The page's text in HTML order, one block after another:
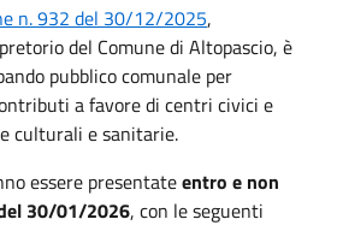
n. 932 del 30/12/2025,
del Comune di Altopascio, è
pubblico comunale per
a favore di centri civici e
culturali e sanitarie.
essere presentateentro e non
30/01/2026, con le seguenti